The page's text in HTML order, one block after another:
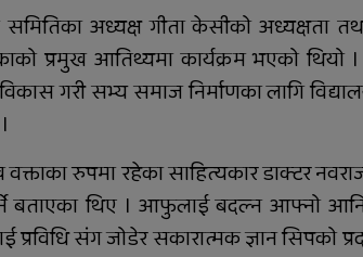
समितिका अध्यक्ष गीता केसीको अध्यक्षता
प्रमुख आतिथ्यमा कार्यक्रम भएको थियो
गरी सभ्य समाज निर्माणका लागि
रुपमा रहेका साहित्यकार डाक्टर
बताएका थिए । आफुलाई बदल्न आफ्नो
प्रविधि संग जोडेर सकारात्मक ज्ञान